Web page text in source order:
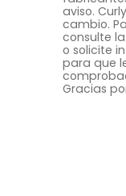
aviso.
cambio.
consulte
o solicite
para que
Gracias